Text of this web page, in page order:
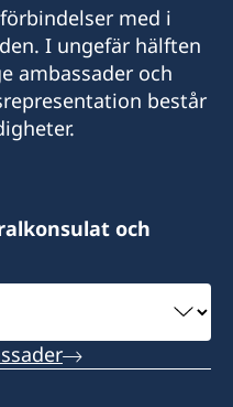
i Apia
med i
I ungefär hälften
ambassader och
består
och